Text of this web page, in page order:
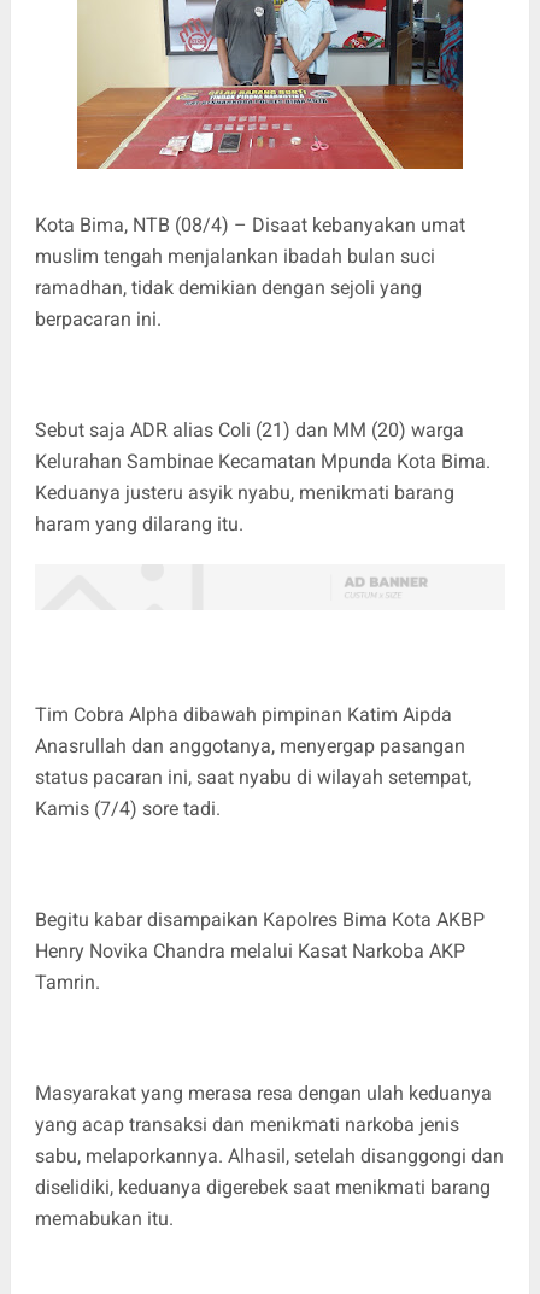
Kota Bima, NTB (08/4) – Disaat kebanyakan umat
muslim tengah menjalankan ibadah bulan suci
ramadhan, tidak demikian dengan sejoli yang
berpacaran ini.
Sebut saja ADR alias Coli (21) dan MM (20) warga
Kelurahan Sambinae Kecamatan Mpunda Kota Bima.
Keduanya justeru asyik nyabu, menikmati barang
haram yang dilarang itu.
Tim Cobra Alpha dibawah pimpinan Katim Aipda
Anasrullah dan anggotanya, menyergap pasangan
status pacaran ini, saat nyabu di wilayah setempat,
Kamis (7/4) sore tadi.
Begitu kabar disampaikan Kapolres Bima Kota AKBP
Henry Novika Chandra melalui Kasat Narkoba AKP
Tamrin.
Masyarakat yang merasa resa dengan ulah keduanya
yang acap transaksi dan menikmati narkoba jenis
sabu, melaporkannya. Alhasil, setelah disanggongi dan
diselidiki, keduanya digerebek saat menikmati barang
memabukan itu.